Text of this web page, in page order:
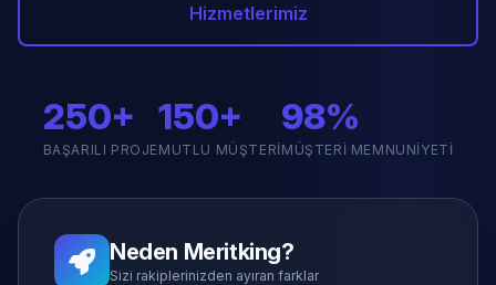
Hizmetlerimiz
250+
BAŞARILI PROJE
150+
MUTLU MÜŞTERI
98%
MÜŞTERI MEMNUNIYETI
Neden Meritking?
Sizi rakiplerinizden ayıran farklar